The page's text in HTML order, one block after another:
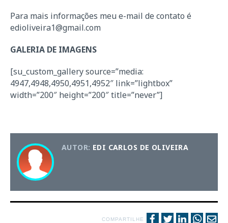
Para mais informações meu e-mail de contato é
edioliveira1@gmail.com
GALERIA DE IMAGENS
[su_custom_gallery source=”media:
4947,4948,4950,4951,4952″ link=”lightbox”
width=”200″ height=”200″ title=”never”]
AUTOR: EDI CARLOS DE OLIVEIRA
COMPARTILHE